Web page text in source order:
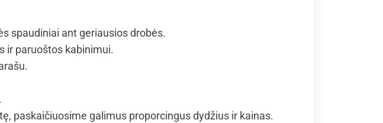
spaudiniai ant geriausios drobės.
ir paruoštos kabinimui.
paskaičiuosime galimus proporcingus dydžius ir kainas.